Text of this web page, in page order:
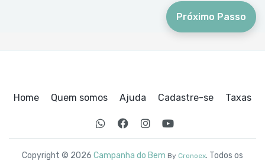
Próximo Passo
Home Quem somos Ajuda Cadastre-se Taxas
Copyright © 2026 Campanha do Bem By Cronoex. Todos os